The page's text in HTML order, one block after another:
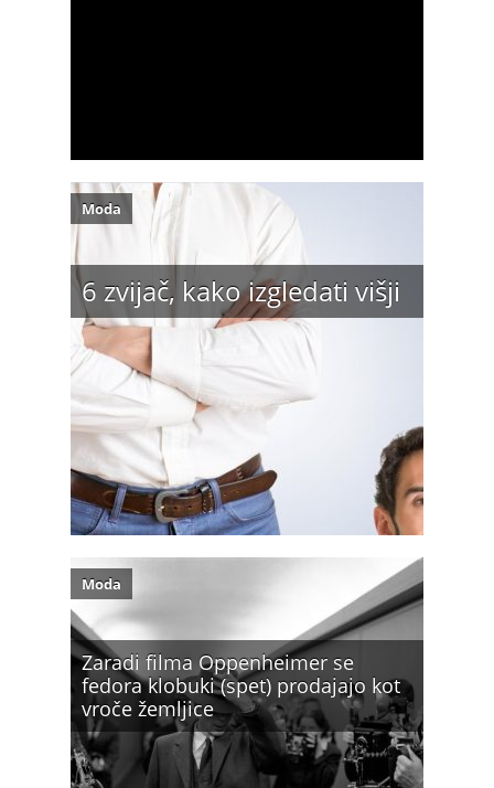
6 zvijač, kako izgledati višji
Moda
Zaradi filma Oppenheimer se
fedora klobuki (spet) prodajajo kot
vroče žemljice
Moda